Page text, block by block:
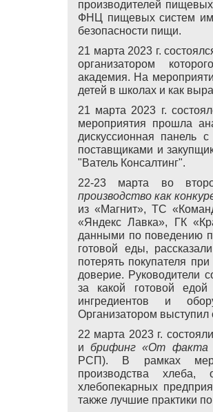
производителей
ФНЦ пищевых систем
безопасности пищи.
21 марта 2023 г.
организатором
академия. На
детей в школах и как
21 марта 2023 г.
мероприятия прошла
дискуссионная панель
поставщиками и
"Ватель Консалтинг".
22-23 марта во
производство как
из «Магнит», ТС
«Яндекс Лавка», ГК
данными по поведению
готовой еды,
потерять покупателя
доверие. Руководители
за какой готовой
ингредиентов и
Организатором выступил
22 марта 2023 г.
ибрифинг «От факта
РСП). В рамках
производства
хлебопекарных
также лучшие практики